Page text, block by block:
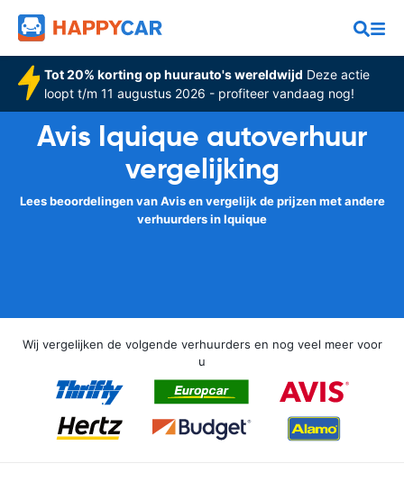
Tot 20% korting op huurauto's wereldwijd Deze actie
loopt t/m 11 augustus 2026 - profiteer vandaag nog!
Avis Iquique autoverhuur
vergelijking
Lees beoordelingen van Avis en vergelijk de prijzen met andere
verhuurders in Iquique
Wij vergelijken de volgende verhuurders en nog veel meer voor
u